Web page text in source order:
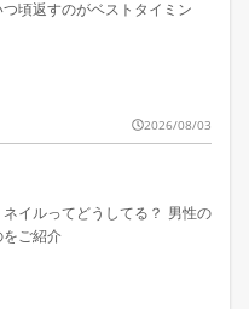
頃返すのがベストタイミン
2026/08/03
イルってどうしてる？ 男性の
ご紹介